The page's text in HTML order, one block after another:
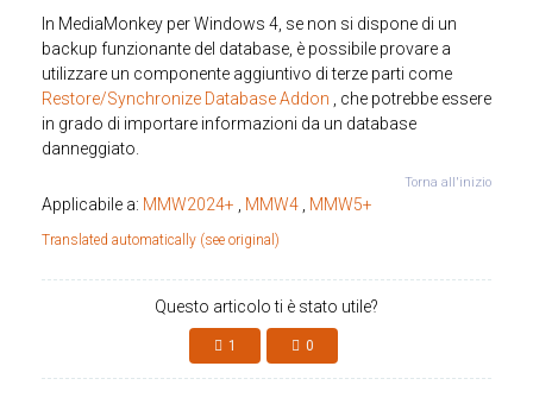
In MediaMonkey per Windows 4, se non si dispone di un
backup funzionante del database, è possibile provare a
utilizzare un componente aggiuntivo di terze parti come
Restore/Synchronize Database Addon , che potrebbe essere
in grado di importare informazioni da un database
danneggiato.
Torna all'inizio
Applicabile a: MMW2024+ , MMW4 , MMW5+
Translated automatically (see original)
Questo articolo ti è stato utile?
1 0